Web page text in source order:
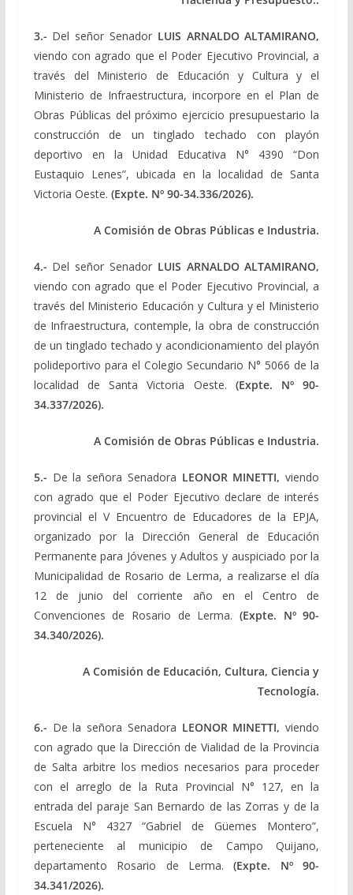
3.- Del señor Senador LUIS ARNALDO ALTAMIRANO,
viendo con agrado que el Poder Ejecutivo Provincial, a
través del Ministerio de Educación y Cultura y el
Ministerio de Infraestructura, incorpore en el Plan de
Obras Públicas del próximo ejercicio presupuestario la
construcción de un tinglado techado con playón
deportivo en la Unidad Educativa N° 4390 “Don
Eustaquio Lenes”, ubicada en la localidad de Santa
Victoria Oeste. (Expte. Nº 90-34.336/2026).
A Comisión de Obras Públicas e Industria.
4.- Del señor Senador LUIS ARNALDO ALTAMIRANO,
viendo con agrado que el Poder Ejecutivo Provincial, a
través del Ministerio Educación y Cultura y el Ministerio
de Infraestructura, contemple, la obra de construcción
de un tinglado techado y acondicionamiento del playón
polideportivo para el Colegio Secundario N° 5066 de la
localidad de Santa Victoria Oeste. (Expte. Nº 90-
34.337/2026).
A Comisión de Obras Públicas e Industria.
5.- De la señora Senadora LEONOR MINETTI,viendo
con agrado que el Poder Ejecutivo declare de interés
provincial el V Encuentro de Educadores de la EPJA,
organizado por la Dirección General de Educación
Permanente para Jóvenes y Adultos y auspiciado por la
Municipalidad de Rosario de Lerma, a realizarse el día
12 de junio del corriente año en el Centro de
Convenciones de Rosario de Lerma. (Expte. Nº 90-
34.340/2026).
A Comisión de Educación, Cultura, Ciencia y
Tecnología.
6.- De la señora Senadora LEONOR MINETTI,viendo
con agrado que la Dirección de Vialidad de la Provincia
de Salta arbitre los medios necesarios para proceder
con el arreglo de la Ruta Provincial N° 127, en la
entrada del paraje San Bernardo de las Zorras y de la
Escuela N° 4327 “Gabriel de Güemes Montero”,
perteneciente al municipio de Campo Quijano,
departamento Rosario de Lerma.(Expte. Nº 90-
34.341/2026).